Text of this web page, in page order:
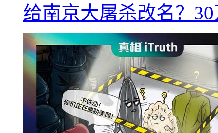
给南京大屠杀改名？